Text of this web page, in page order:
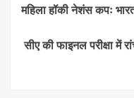
Navigation
महिला हॉकी नेशंस कपः
सीए की फाइनल परीक्षा में